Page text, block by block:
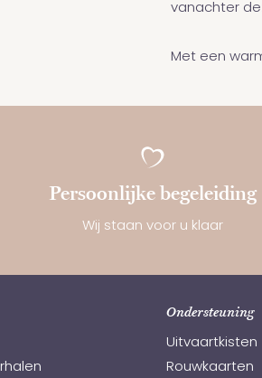
vanachter
Met een
Persoonlijke begeleiding
Wij staan voor u klaar
Ondersteuning
Uitvaartkisten
Rouwkaarten